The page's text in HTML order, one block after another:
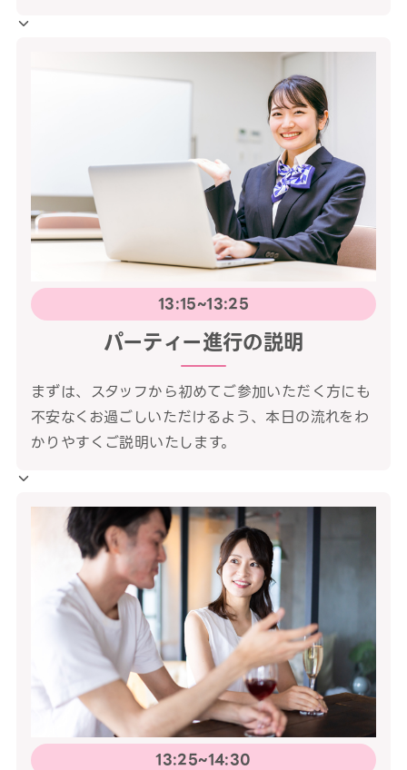
13:15~13:25
パーティー進行の説明
まずは、スタッフから初めてご参加いただく方にも
不安なくお過ごしいただけるよう、本日の流れをわ
かりやすくご説明いたします。
13:25~14:30